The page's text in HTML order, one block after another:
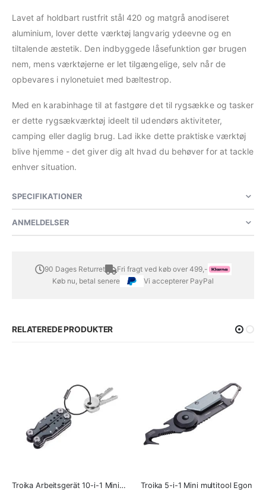
Lavet af holdbart rustfrit stål 420 og matgrå anodiseret
aluminium, lover dette værktøj langvarig ydeevne og en
tiltalende æstetik. Den indbyggede låsefunktion gør brugen
nem, mens værktøjerne er let tilgængelige, selv når de
opbevares i nylonetuiet med bæltestrop.
Med en karabinhage til at fastgøre det til rygsække og tasker
er dette rygsækværktøj ideelt til udendørs aktiviteter,
camping eller daglig brug. Lad ikke dette praktiske værktøj
blive hjemme - det giver dig alt hvad du behøver for at tackle
enhver situation.
SPECIFIKATIONER
ANMELDELSER
90 Dages Returret
Fri fragt ved køb over 499,-
Køb nu, betal senere
Vi accepterer PayPal
RELATEREDE PRODUKTER
Troika Arbeitsgerät 10-i-1 Mini Multiværktøj med Tang
Troika 5-i-1 Mini multitool Egon